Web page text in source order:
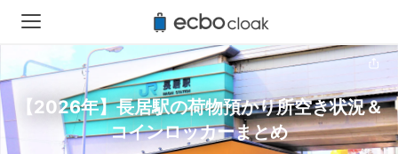
【2026年】長居駅の荷物預かり所空き状況＆
コインロッカーまとめ